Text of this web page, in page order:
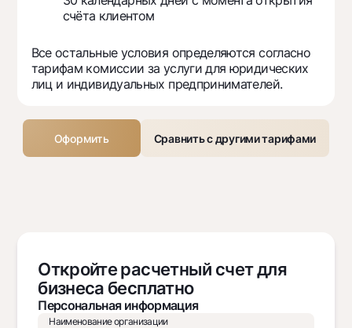
счёта клиентом
Все остальные условия определяются согласно
тарифам комиссии за услуги для юридических
лиц и индивидуальных предпринимателей.
Оформить Сравнить с другими тарифами
Откройте расчетный счет для
бизнеса бесплатно
Персональная информация
Наименование организации